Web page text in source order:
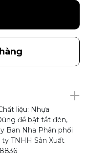
liệu: Nhựa
để bật tắt đèn,
Ban Nha Phân phối
TNHH Sản Xuất